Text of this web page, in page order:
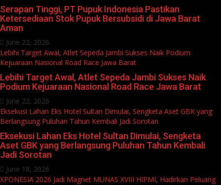
Serapan Tinggi, PT Pupuk Indonesia Pastikan
Ketersediaan Stok Pupuk Bersubsidi di Jawa Barat
Aman
June 22, 2026
Lebihi Target Awal, Atlet Sepeda Jambi Sukses Naik Podium
Kejuaraan Nasional Road Race Jawa Barat
Lebihi Target Awal, Atlet Sepeda Jambi Sukses Naik
Podium Kejuaraan Nasional Road Race Jawa Barat
June 22, 2026
Eksekusi Lahan Eks Hotel Sultan Dimulai, Sengketa Aset GBK yang
Berlangsung Puluhan Tahun Kembali Jadi Sorotan
Eksekusi Lahan Eks Hotel Sultan Dimulai, Sengketa
Aset GBK yang Berlangsung Puluhan Tahun Kembali
Jadi Sorotan
June 18, 2026
XPONESIA 2026 Jadi Magnet MUNAS XVIII HIPMI, Hadirkan Peluang